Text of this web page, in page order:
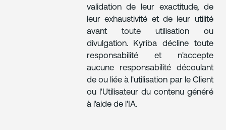
validation de leur exactitude, de
leur exhaustivité et de leur utilité
avant toute utilisation ou
divulgation. Kyriba décline toute
responsabilité et n'accepte
aucune responsabilité découlant
de ou liée à l'utilisation par le Client
ou l'Utilisateur du contenu généré
à l'aide de l'IA.